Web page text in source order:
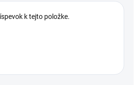
k tejto položke.